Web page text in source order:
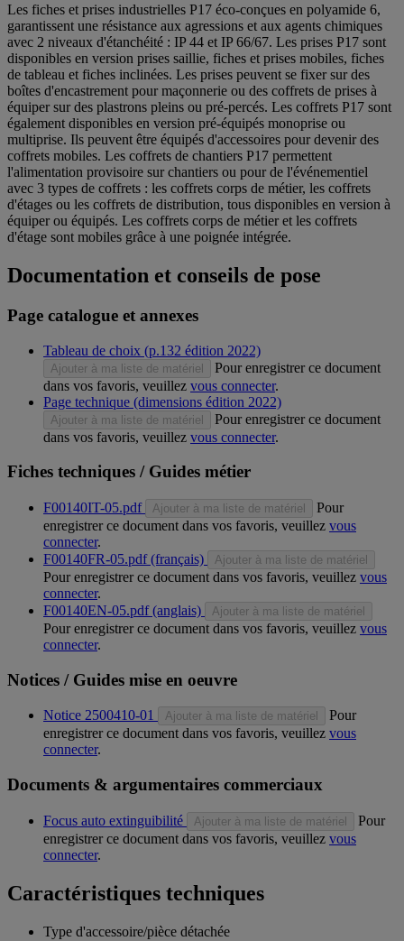
Les fiches et prises industrielles P17 éco-conçues en polyamide 6,
garantissent une résistance aux agressions et aux agents chimiques
avec 2 niveaux d'étanchéité : IP 44 et IP 66/67. Les prises P17 sont
disponibles en version prises saillie, fiches et prises mobiles, fiches
de tableau et fiches inclinées. Les prises peuvent se fixer sur des
boîtes d'encastrement pour maçonnerie ou des coffrets de prises à
équiper sur des plastrons pleins ou pré-percés. Les coffrets P17 sont
également disponibles en version pré-équipés monoprise ou
multiprise. Ils peuvent être équipés d'accessoires pour devenir des
coffrets mobiles. Les coffrets de chantiers P17 permettent
l'alimentation provisoire sur chantiers ou pour de l'événementiel
avec 3 types de coffrets : les coffrets corps de métier, les coffrets
d'étages ou les coffrets de distribution, tous disponibles en version à
équiper ou équipés. Les coffrets corps de métier et les coffrets
d'étage sont mobiles grâce à une poignée intégrée.
Documentation et conseils de pose
Page catalogue et annexes
Tableau de choix (p.132 édition 2022)
Ajouter à ma liste de matériel
Pour enregistrer ce document
dans vos favoris, veuillez vous connecter.
Page technique (dimensions édition 2022)
Ajouter à ma liste de matériel
Pour enregistrer ce document
dans vos favoris, veuillez vous connecter.
Fiches techniques / Guides métier
F00140IT-05.pdf Ajouter à ma liste de matériel
Pour
enregistrer ce document dans vos favoris, veuillez vous
connecter.
F00140FR-05.pdf (français)
Ajouter à ma liste de matériel
Pour enregistrer ce document dans vos favoris, veuillez vous
connecter.
F00140EN-05.pdf (anglais)
Ajouter à ma liste de matériel
Pour enregistrer ce document dans vos favoris, veuillez vous
connecter.
Notices / Guides mise en oeuvre
Notice 2500410-01 Ajouter à ma liste de matériel
Pour
enregistrer ce document dans vos favoris, veuillez vous
connecter.
Documents & argumentaires commerciaux
Focus auto extinguibilité Ajouter à ma liste de matériel
Pour
enregistrer ce document dans vos favoris, veuillez vous
connecter.
Caractéristiques techniques
Type d'accessoire/pièce détachée